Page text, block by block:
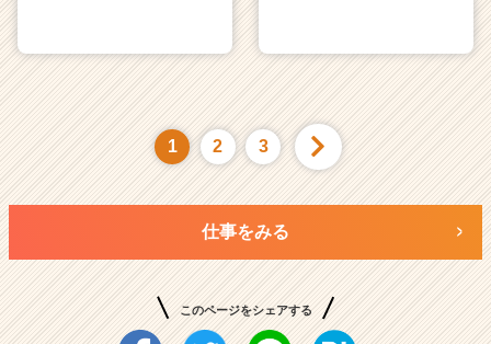
1 2 3
仕事をみる
このページをシェアする